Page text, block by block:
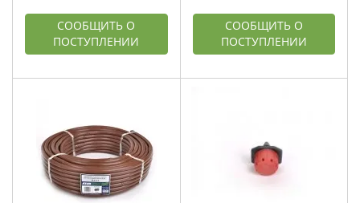
СООБЩИТЬ О
ПОСТУПЛЕНИИ
СООБЩИТЬ О
ПОСТУПЛЕНИИ